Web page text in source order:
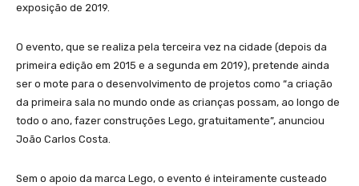
exposição de 2019.
O evento, que se realiza pela terceira vez na cidade (depois da
primeira edição em 2015 e a segunda em 2019), pretende ainda
ser o mote para o desenvolvimento de projetos como “a criação
da primeira sala no mundo onde as crianças possam, ao longo de
todo o ano, fazer construções Lego, gratuitamente”, anunciou
João Carlos Costa.
Sem o apoio da marca Lego, o evento é inteiramente custeado